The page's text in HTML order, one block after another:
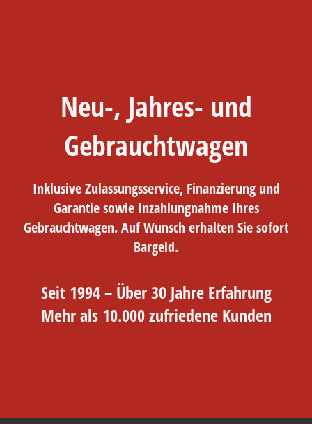
Neu-, Jahres- und
Gebrauchtwagen
Inklusive Zulassungsservice, Finanzierung und
Garantie sowie Inzahlungnahme Ihres
Gebrauchtwagen. Auf Wunsch erhalten Sie sofort
Bargeld.
Seit 1994 – Über 30 Jahre Erfahrung
Mehr als 10.000 zufriedene Kunden